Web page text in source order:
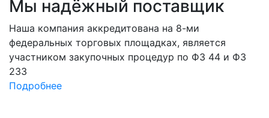
Мы надёжный поставщик
Наша компания аккредитована на 8-ми
федеральных торговых площадках, является
участником закупочных процедур по ФЗ 44 и ФЗ
233
Подробнее